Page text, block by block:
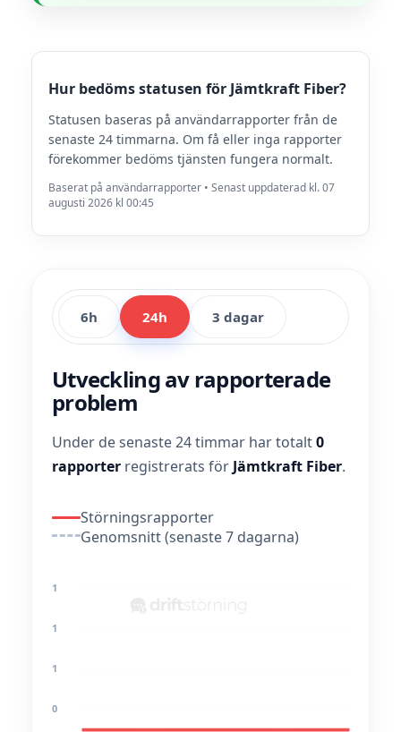
Hur bedöms statusen för Jämtkraft Fiber?
Statusen baseras på användarrapporter från de
senaste 24 timmarna. Om få eller inga rapporter
förekommer bedöms tjänsten fungera normalt.
Baserat på användarrapporter • Senast uppdaterad kl. 07
augusti 2026 kl 00:45
6h 24h 3 dagar
Utveckling av rapporterade
problem
Under de senaste 24 timmar har totalt0
rapporter registrerats för Jämtkraft Fiber.
Störningsrapporter
Genomsnitt (senaste 7 dagarna)
1
1
1
0